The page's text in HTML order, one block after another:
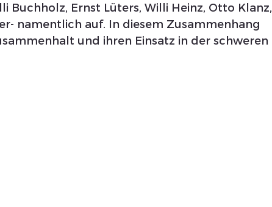
Buchholz, Ernst Lüters, Willi Heinz, Otto Klanz,
namentlich auf. In diesem Zusammenhang
und ihren Einsatz in der schweren